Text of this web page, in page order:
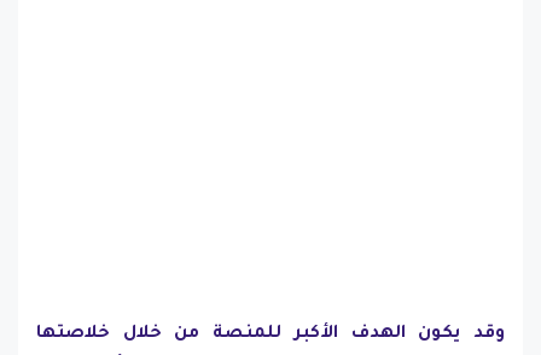
وقد يكون الهدف الأكبر للمنصة من خلال خلاصتها